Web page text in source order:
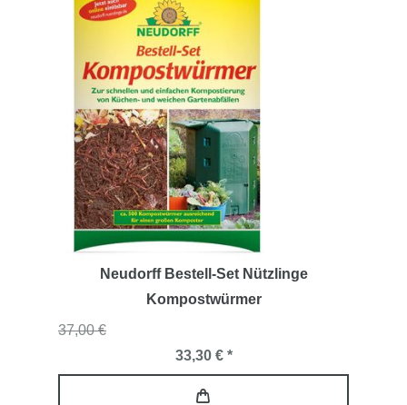
Neudorff Bestell-Set Nützlinge
Kompostwürmer
37,00 €
33,30 € *